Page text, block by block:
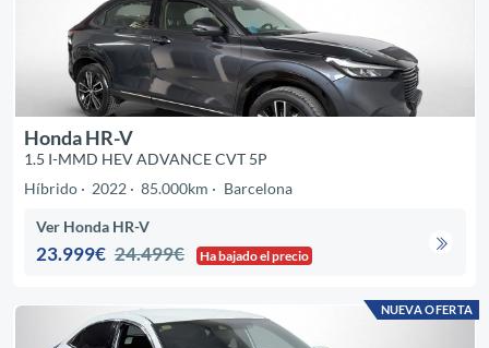
Honda HR-V
1.5 I-MMD HEV ADVANCE CVT 5P
Híbrido
2022 85.000km Barcelona
Ver Honda HR-V
23.999€ 24.499€ Ha bajado el precio
NUEVA OFERTA